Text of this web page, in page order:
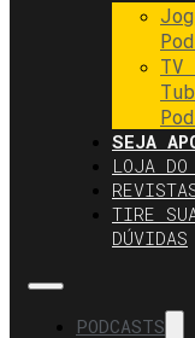
TV
SEJA
LOJA
TIRE
DÚVIDAS
PODCASTS